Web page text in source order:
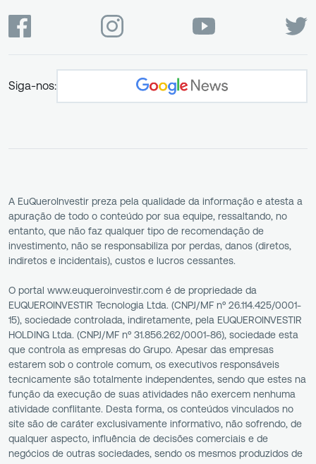
Siga-nos:
A EuQueroInvestir preza pela qualidade da informação e atesta a
apuração de todo o conteúdo por sua equipe, ressaltando, no
entanto, que não faz qualquer tipo de recomendação de
investimento, não se responsabiliza por perdas, danos (diretos,
indiretos e incidentais), custos e lucros cessantes.
O portal www.euqueroinvestir.com é de propriedade da
EUQUEROINVESTIR Tecnologia Ltda. (CNPJ/MF nº 26.114.425/0001-
15), sociedade controlada, indiretamente, pela EUQUEROINVESTIR
HOLDING Ltda. (CNPJ/MF nº 31.856.262/0001-86), sociedade esta
que controla as empresas do Grupo. Apesar das empresas
estarem sob o controle comum, os executivos responsáveis
tecnicamente são totalmente independentes, sendo que estes na
função da execução de suas atividades não exercem nenhuma
atividade conflitante. Desta forma, os conteúdos vinculados no
site são de caráter exclusivamente informativo, não sofrendo, de
qualquer aspecto, influência de decisões comerciais e de
negócios de outras sociedades, sendo os mesmos produzidos de